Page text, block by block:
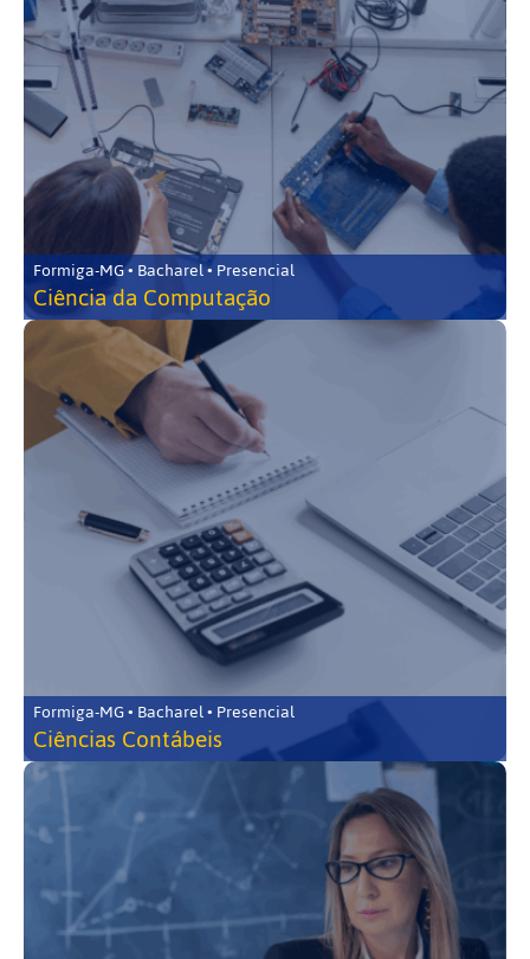
Formiga-MG • Bacharel • Presencial
Ciência da Computação
Formiga-MG • Bacharel • Presencial
Ciências Contábeis